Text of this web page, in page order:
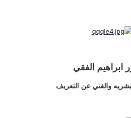
ابراهيم الفقي
والغني عن التعريف